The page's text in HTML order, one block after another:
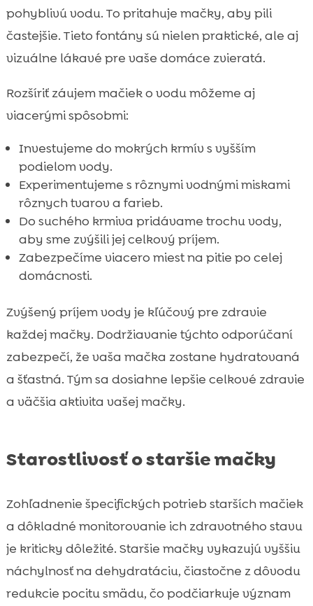
pohyblivú vodu. To pritahuje mačky, aby pili
častejšie. Tieto fontány sú nielen praktické, ale aj
vizuálne lákavé pre vaše domáce zvieratá.
Rozšíriť záujem mačiek o vodu môžeme aj
viacerými spôsobmi:
Investujeme do mokrých krmív s vyšším
podielom vody.
Experimentujeme s rôznymi vodnými miskami
rôznych tvarov a farieb.
Do suchého krmiva pridávame trochu vody,
aby sme zvýšili jej celkový príjem.
Zabezpečíme viacero miest na pitie po celej
domácnosti.
Zvýšený príjem vody je kľúčový pre zdravie
každej mačky. Dodržiavanie týchto odporúčaní
zabezpečí, že vaša mačka zostane hydratovaná
a šťastná. Tým sa dosiahne lepšie celkové zdravie
a väčšia aktivita vašej mačky.
Starostlivosť o staršie mačky
Zohľadnenie špecifických potrieb starších mačiek
a dôkladné monitorovanie ich zdravotného stavu
je kriticky dôležité. Staršie mačky vykazujú vyššiu
náchylnosť na dehydratáciu, čiastočne z dôvodu
redukcie pocitu smädu, čo podčiarkuje význam